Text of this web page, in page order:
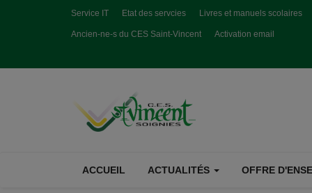
Service IT Etat des servcies Livres et manuels scolaires
Ancien-ne-s du CES Saint-Vincent Activation email
ACCUEIL ACTUALITÉS OFFRE